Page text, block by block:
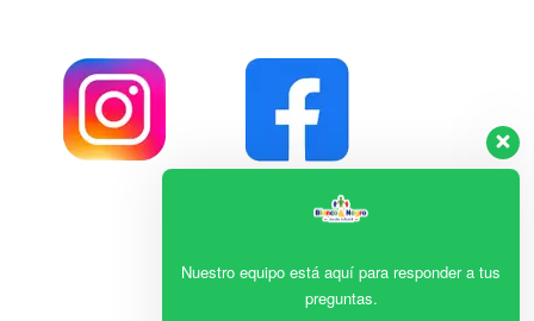
Nuestro equipo está aquí para responder a tus
preguntas.